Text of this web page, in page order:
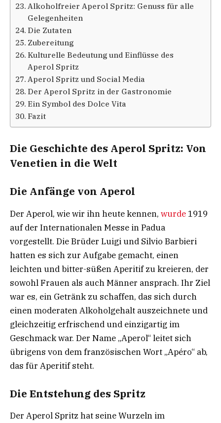
Alkoholfreier Aperol Spritz: Genuss für alle
Gelegenheiten
Die Zutaten
Zubereitung
Kulturelle Bedeutung und Einflüsse des
Aperol Spritz
Aperol Spritz und Social Media
Der Aperol Spritz in der Gastronomie
Ein Symbol des Dolce Vita
Fazit
Die Geschichte des Aperol Spritz: Von
Venetien in die Welt
Die Anfänge von Aperol
Der Aperol, wie wir ihn heute kennen, wurde1919
auf der Internationalen Messe in Padua
vorgestellt. Die Brüder Luigi und Silvio Barbieri
hatten es sich zur Aufgabe gemacht, einen
leichten und bitter-süßen Aperitif zu kreieren, der
sowohl Frauen als auch Männer ansprach. Ihr Ziel
war es, ein Getränk zu schaffen, das sich durch
einen moderaten Alkoholgehalt auszeichnete und
gleichzeitig erfrischend und einzigartig im
Geschmack war. Der Name „Aperol“ leitet sich
übrigens von dem französischen Wort „Apéro“ ab,
das für Aperitif steht.
Die Entstehung des Spritz
Der Aperol Spritz hat seine Wurzeln im